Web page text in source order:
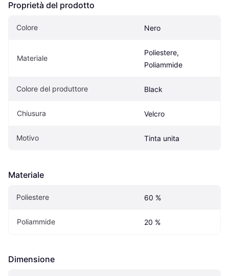
Proprietà del prodotto
Colore Nero
Materiale
Poliestere,
Poliammide
Colore del produttore Black
Chiusura Velcro
Motivo Tinta unita
Materiale
Poliestere 60 %
Poliammide 20 %
Dimensione